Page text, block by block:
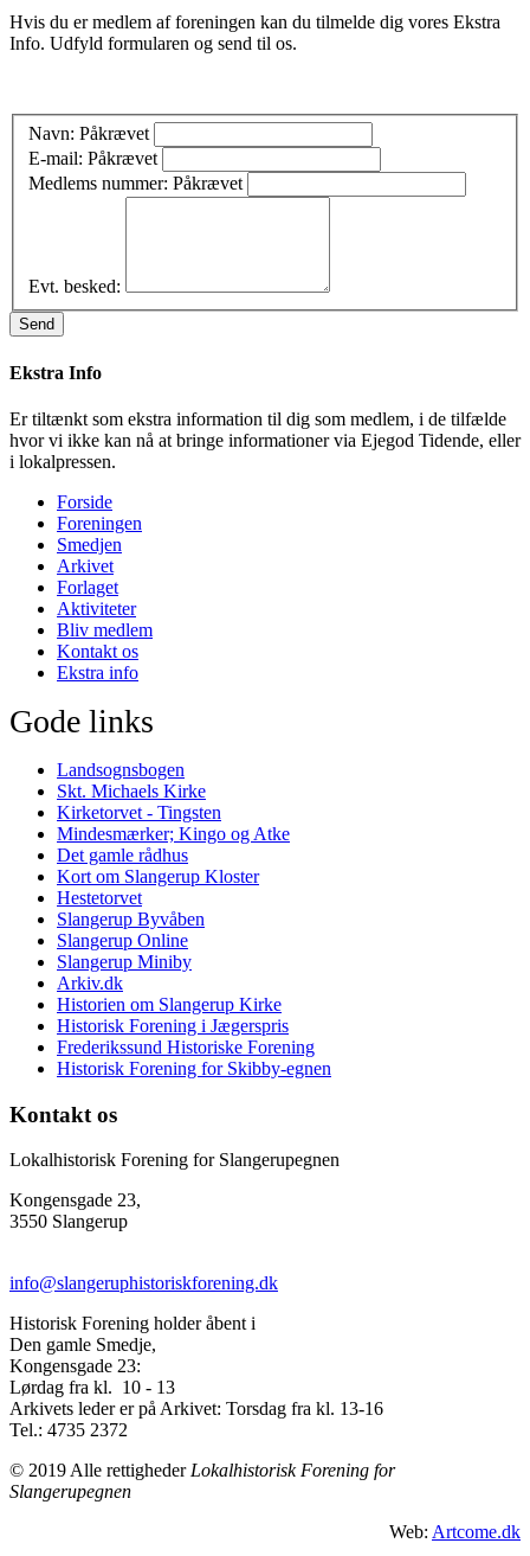
Hvis du er medlem af foreningen kan du tilmelde dig vores Ekstra
Info. Udfyld formularen og send til os.
Navn: Påkrævet
E-mail: Påkrævet
Medlems nummer: Påkrævet
Evt. besked:
Send
Ekstra Info
Er tiltænkt som ekstra information til dig som medlem, i de tilfælde
hvor vi ikke kan nå at bringe informationer via Ejegod Tidende, eller
i lokalpressen.
Forside
Foreningen
Smedjen
Arkivet
Forlaget
Aktiviteter
Bliv medlem
Kontakt os
Ekstra info
Gode links
Landsognsbogen
Skt. Michaels Kirke
Kirketorvet - Tingsten
Mindesmærker; Kingo og Atke
Det gamle rådhus
Kort om Slangerup Kloster
Hestetorvet
Slangerup Byvåben
Slangerup Online
Slangerup Miniby
Arkiv.dk
Historien om Slangerup Kirke
Historisk Forening i Jægerspris
Frederikssund Historiske Forening
Historisk Forening for Skibby-egnen
Kontakt os
Lokalhistorisk Forening for Slangerupegnen
Kongensgade 23,
3550 Slangerup
info@slangeruphistoriskforening.dk
Historisk Forening holder åbent i
Den gamle Smedje,
Kongensgade 23:
Lørdag fra kl. 10 - 13
Arkivets leder er på Arkivet: Torsdag fra kl. 13-16
Tel.: 4735 2372
© 2019 Alle rettigheder Lokalhistorisk Forening for
Slangerupegnen
Web: Artcome.dk